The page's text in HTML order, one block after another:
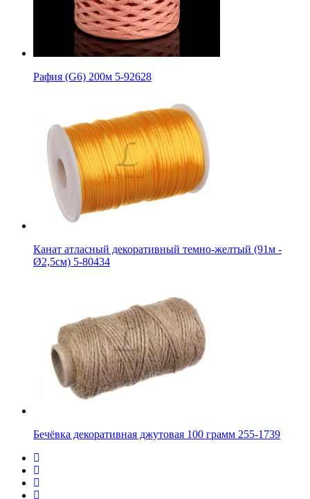
Рафия (G6) 200м 5-92628
Канат атласный декоративный темно-желтый (91м -
Ø2,5см) 5-80434
Бечёвка декоративная джутовая 100 грамм 255-1739